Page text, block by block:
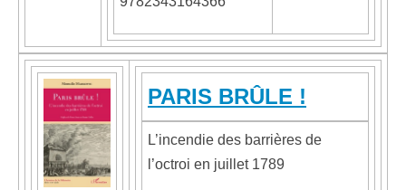
PARIS BRÛLE !
L’incendie des barrières de
l’octroi en juillet 1789